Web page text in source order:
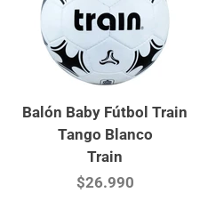
Balón Baby Fútbol Train
Tango Blanco
Train
$26.990